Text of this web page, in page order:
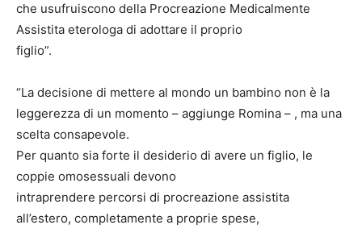
che usufruiscono della Procreazione Medicalmente
Assistita eterologa di adottare il proprio
figlio”.
“La decisione di mettere al mondo un bambino non è la
leggerezza di un momento – aggiunge Romina – , ma una
scelta consapevole.
Per quanto sia forte il desiderio di avere un figlio, le
coppie omosessuali devono
intraprendere percorsi di procreazione assistita
all’estero, completamente a proprie spese,